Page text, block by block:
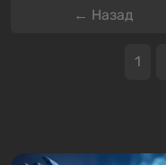
← Назад
1